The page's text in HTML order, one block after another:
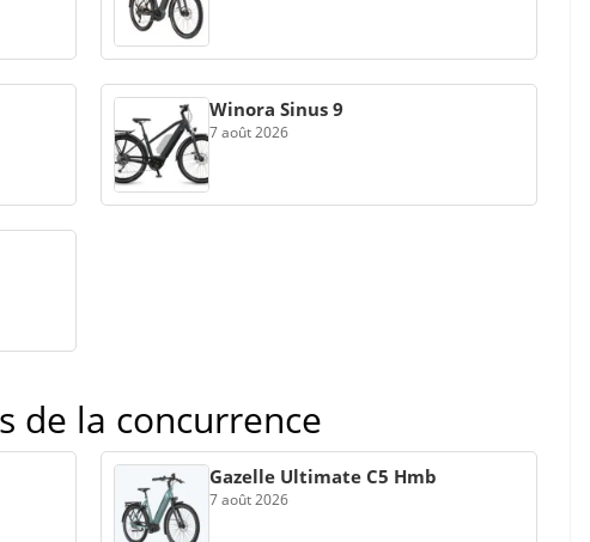
Winora Sinus 9
7 août 2026
de la concurrence
Gazelle Ultimate C5 Hmb
7 août 2026